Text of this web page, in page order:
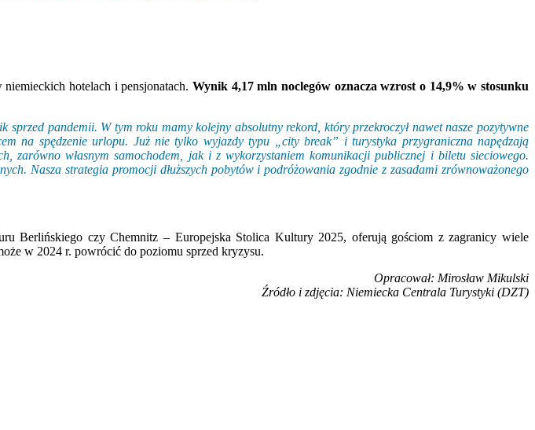
niemieckich hotelach i pensjonatach. Wynik 4,17 mln noclegów oznacza wzrost o 14,9% w stosunku
pandemii. W tym roku mamy kolejny absolutny rekord, który przekroczył nawet nasze pozytywne
na spędzenie urlopu. Już nie tylko wyjazdy typu „city break” i turystyka przygraniczna napędzają
zarówno własnym samochodem, jak i z wykorzystaniem komunikacji publicznej i biletu sieciowego.
Nasza strategia promocji dłuższych pobytów i podróżowania zgodnie z zasadami zrównoważonego
Berlińskiego czy Chemnitz – Europejska Stolica Kultury 2025, oferują gościom z zagranicy wiele
w 2024 r. powrócić do poziomu sprzed kryzysu.
Opracował: Mirosław Mikulski
Źródło i zdjęcia: Niemiecka Centrala Turystyki (DZT)